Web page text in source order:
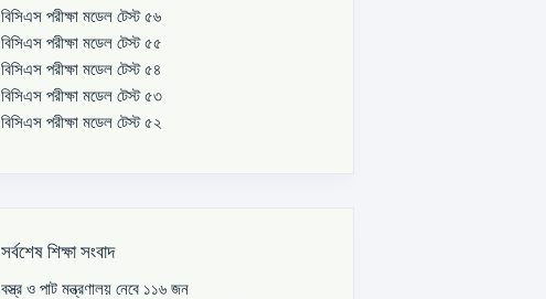
বিসিএস পরীক্ষা মডেল টেস্ট ৫৬
বিসিএস পরীক্ষা মডেল টেস্ট ৫৫
বিসিএস পরীক্ষা মডেল টেস্ট ৫৪
বিসিএস পরীক্ষা মডেল টেস্ট ৫৩
বিসিএস পরীক্ষা মডেল টেস্ট ৫২
সর্বশেষ শিক্ষা সংবাদ
বস্ত্র ও পাট মন্ত্রণালয় নেবে ১১৬ জন